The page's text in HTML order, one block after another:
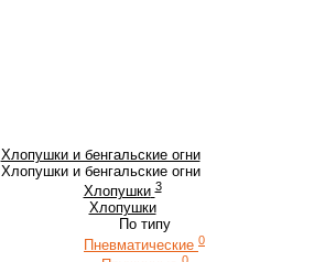
Хлопушки и бенгальские огни
Хлопушки и бенгальские огни
Хлопушки 3
Хлопушки
По типу
Пневматические 0